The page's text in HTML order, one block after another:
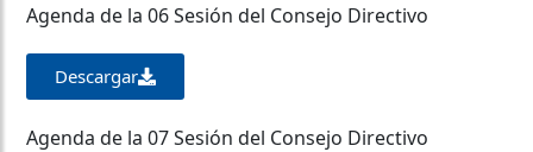
Agenda de la 06 Sesión del Consejo Directivo
Descargar
Agenda de la 07 Sesión del Consejo Directivo